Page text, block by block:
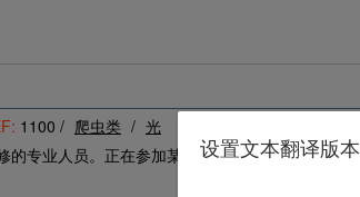
1100 / 爬虫类 / 光
的专业人员。正在参加某个设施实行的疯狂计划。
设置文本翻译版本